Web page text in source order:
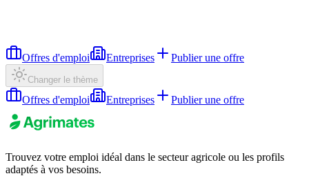
Offres d'emploi Entreprises Publier une offre
Changer le thème
Offres d'emploi Entreprises Publier une offre
Trouvez votre emploi idéal dans le secteur agricole ou les profils
adaptés à vos besoins.